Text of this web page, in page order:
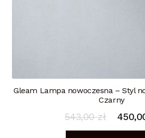
Gleam Lampa nowoczesna – Styl
Czarny
543,00zł